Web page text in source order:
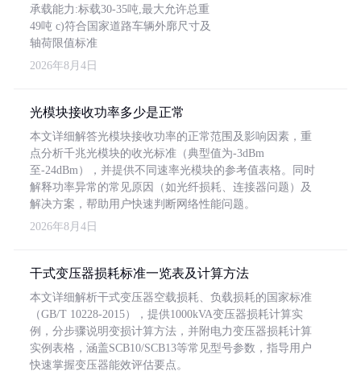
承载能力:标载30-35吨,最大允许总重
49吨 c)符合国家道路车辆外廓尺寸及
轴荷限值标准
2026年8月4日
光模块接收功率多少是正常
本文详细解答光模块接收功率的正常范围及影响因素，重
点分析千兆光模块的收光标准（典型值为-3dBm
至-24dBm），并提供不同速率光模块的参考值表格。同时
解释功率异常的常见原因（如光纤损耗、连接器问题）及
解决方案，帮助用户快速判断网络性能问题。
2026年8月4日
干式变压器损耗标准一览表及计算方法
本文详细解析干式变压器空载损耗、负载损耗的国家标准
（GB/T 10228-2015），提供1000kVA变压器损耗计算实
例，分步骤说明变损计算方法，并附电力变压器损耗计算
实例表格，涵盖SCB10/SCB13等常见型号参数，指导用户
快速掌握变压器能效评估要点。